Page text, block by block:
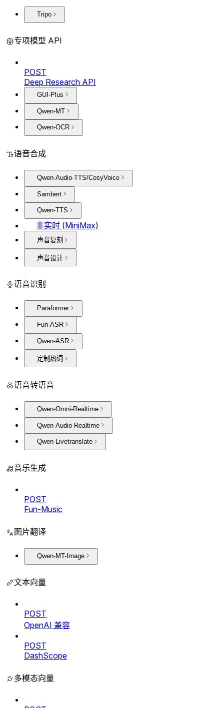
Tripo
专项模型 API
POST
Deep Research API
GUI-Plus
Qwen-MT
Qwen-OCR
语音合成
Qwen-Audio-TTS/CosyVoice
Sambert
Qwen-TTS
非实时 (MiniMax)
声音复刻
声音设计
语音识别
Paraformer
Fun-ASR
Qwen-ASR
定制热词
语音转语音
Qwen-Omni-Realtime
Qwen-Audio-Realtime
Qwen-Livetranslate
音乐生成
POST
Fun-Music
图片翻译
Qwen-MT-Image
文本向量
POST
OpenAI 兼容
POST
DashScope
多模态向量